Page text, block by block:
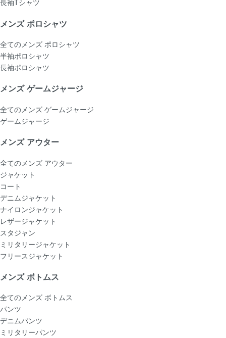
長袖Tシャツ
メンズ ポロシャツ
全てのメンズ ポロシャツ
半袖ポロシャツ
長袖ポロシャツ
メンズ ゲームジャージ
全てのメンズ ゲームジャージ
ゲームジャージ
メンズ アウター
全てのメンズ アウター
ジャケット
コート
デニムジャケット
ナイロンジャケット
レザージャケット
スタジャン
ミリタリージャケット
フリースジャケット
メンズ ボトムス
全てのメンズ ボトムス
パンツ
デニムパンツ
ミリタリーパンツ